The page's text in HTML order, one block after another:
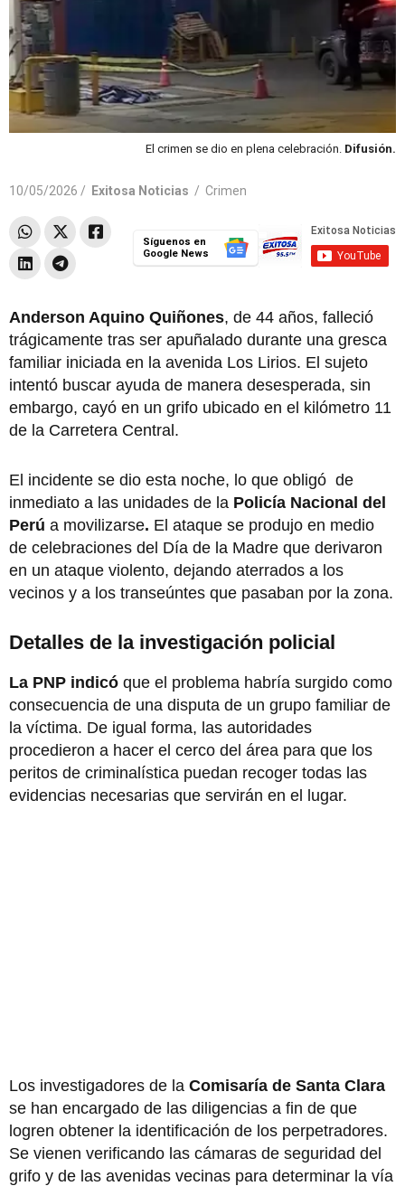
El crimen se dio en plena celebración. Difusión.
10/05/2026 / Exitosa Noticias / Crimen
Síguenos en
Google News
Anderson Aquino Quiñones, de 44 años, falleció
trágicamente tras ser apuñalado durante una gresca
familiar iniciada en la avenida Los Lirios. El sujeto
intentó buscar ayuda de manera desesperada, sin
embargo, cayó en un grifo ubicado en el kilómetro 11
de la Carretera Central.
El incidente se dio esta noche, lo que obligó de
inmediato a las unidades de la Policía Nacional del
Perú a movilizarse. El ataque se produjo en medio
de celebraciones del Día de la Madre que derivaron
en un ataque violento, dejando aterrados a los
vecinos y a los transeúntes que pasaban por la zona.
Detalles de la investigación policial
La PNP indicó que el problema habría surgido como
consecuencia de una disputa de un grupo familiar de
la víctima. De igual forma, las autoridades
procedieron a hacer el cerco del área para que los
peritos de criminalística puedan recoger todas las
evidencias necesarias que servirán en el lugar.
Los investigadores de la Comisaría de Santa Clara
se han encargado de las diligencias a fin de que
logren obtener la identificación de los perpetradores.
Se vienen verificando las cámaras de seguridad del
grifo y de las avenidas vecinas para determinar la vía